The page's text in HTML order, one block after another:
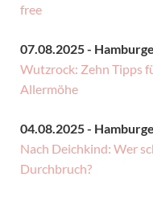
free
07.08.2025 -
Wutzrock: Zehn Tipps
Allermöhe
04.08.2025 -
Nach Deichkind: Wer
Durchbruch?